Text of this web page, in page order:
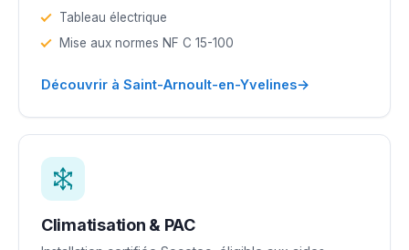
Tableau électrique
Mise aux normes NF C 15-100
Découvrir à Saint-Arnoult-en-Yvelines→
Climatisation & PAC